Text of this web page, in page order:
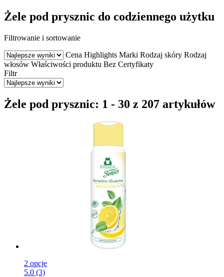
Żele pod prysznic do codziennego użytku
Filtrowanie i sortowanie
Cena Highlights Marki Rodzaj skóry Rodzaj
włosów Właściwości produktu Bez Certyfikaty
Filtr
Żele pod prysznic: 1 - 30 z 207 artykułów
2 opcje
5.0 (3)